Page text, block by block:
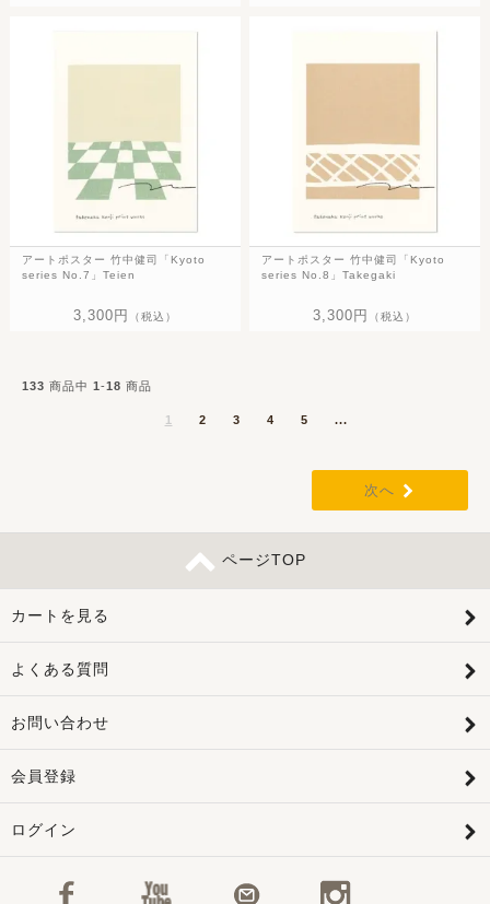
アートポスター 竹中健司「Kyoto
series No.7」Teien
3,300円 （税込）
アートポスター 竹中健司「Kyoto
series No.8」Takegaki
3,300円 （税込）
133 商品中 1 -18 商品
1 2 3 4 5 ...
次へ
ページTOP
カートを見る
よくある質問
お問い合わせ
会員登録
ログイン